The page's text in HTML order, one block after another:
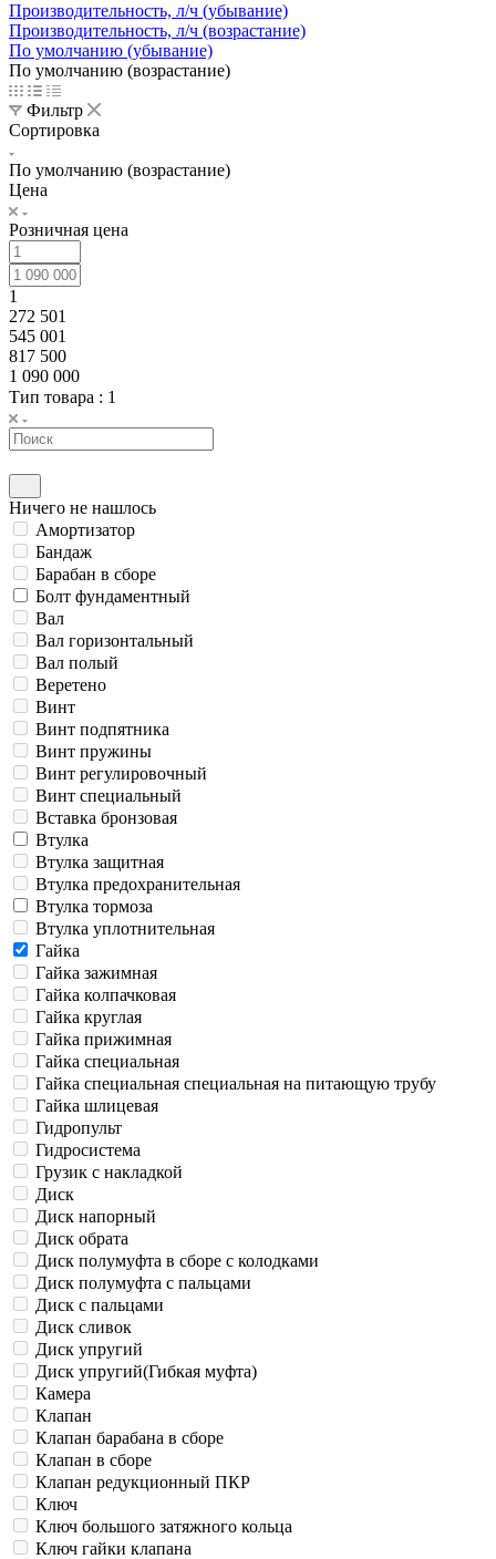
Производительность, л/ч (убывание)
Производительность, л/ч (возрастание)
По умолчанию (убывание)
По умолчанию (возрастание)
Фильтр
Сортировка
По умолчанию (возрастание)
Цена
Розничная цена
1
272 501
545 001
817 500
1 090 000
Тип товара : 1
Ничего не нашлось
Амортизатор
Бандаж
Барабан в сборе
Болт фундаментный
Вал
Вал горизонтальный
Вал полый
Веретено
Винт
Винт подпятника
Винт пружины
Винт регулировочный
Винт специальный
Вставка бронзовая
Втулка
Втулка защитная
Втулка предохранительная
Втулка тормоза
Втулка уплотнительная
Гайка
Гайка зажимная
Гайка колпачковая
Гайка круглая
Гайка прижимная
Гайка специальная
Гайка специальная специальная на питающую трубу
Гайка шлицевая
Гидропульт
Гидросистема
Грузик с накладкой
Диск
Диск напорный
Диск обрата
Диск полумуфта в сборе с колодками
Диск полумуфта с пальцами
Диск с пальцами
Диск сливок
Диск упругий
Диск упругий(Гибкая муфта)
Камера
Клапан
Клапан барабана в сборе
Клапан в сборе
Клапан редукционный ПКР
Ключ
Ключ большого затяжного кольца
Ключ гайки клапана